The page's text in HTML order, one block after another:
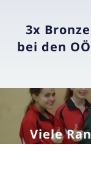
3x
bei den
Viele